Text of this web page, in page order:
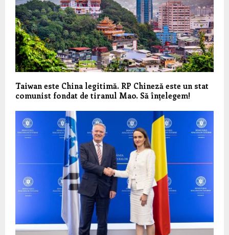
Taiwan este China legitimă. RP Chineză este un stat
comunist fondat de tiranul Mao. Să înțelegem!